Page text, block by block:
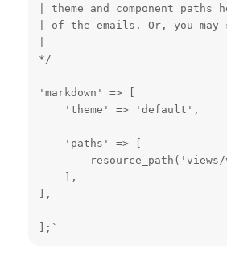
| theme and component
| of the emails. Or, you
*/
'markdown' => [
    'theme' => 'default',
    'paths' => [
    ],
],
];`